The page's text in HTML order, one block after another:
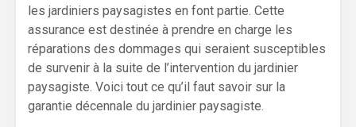
les jardiniers paysagistes en font partie. Cette
assurance est destinée à prendre en charge les
réparations des dommages qui seraient susceptibles
de survenir à la suite de l’intervention du jardinier
paysagiste. Voici tout ce qu’il faut savoir sur la
garantie décennale du jardinier paysagiste.